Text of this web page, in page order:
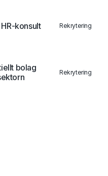
konsult Rekrytering
bolag
Rekrytering